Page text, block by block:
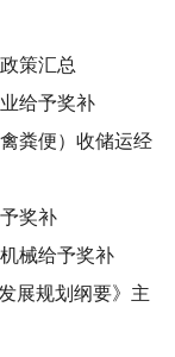
策汇总
给予奖补
粪便）收储运经
奖补
械给予奖补
展规划纲要》主